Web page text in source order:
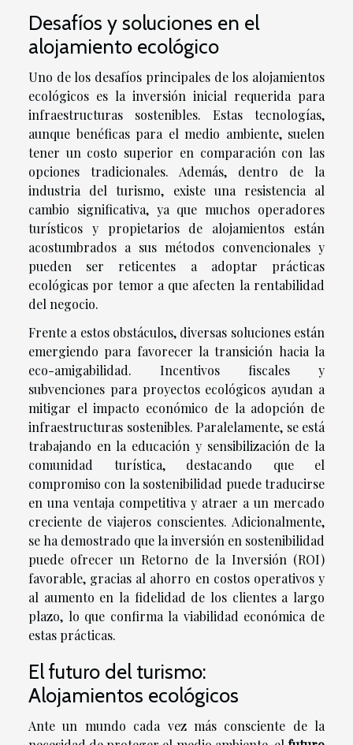
Desafíos y soluciones en el
alojamiento ecológico
Uno de los desafíos principales de los alojamientos
ecológicos es la inversión inicial requerida para
infraestructuras sostenibles. Estas tecnologías,
aunque benéficas para el medio ambiente, suelen
tener un costo superior en comparación con las
opciones tradicionales. Además, dentro de la
industria del turismo, existe una resistencia al
cambio significativa, ya que muchos operadores
turísticos y propietarios de alojamientos están
acostumbrados a sus métodos convencionales y
pueden ser reticentes a adoptar prácticas
ecológicas por temor a que afecten la rentabilidad
del negocio.
Frente a estos obstáculos, diversas soluciones están
emergiendo para favorecer la transición hacia la
eco-amigabilidad. Incentivos fiscales y
subvenciones para proyectos ecológicos ayudan a
mitigar el impacto económico de la adopción de
infraestructuras sostenibles. Paralelamente, se está
trabajando en la educación y sensibilización de la
comunidad turística, destacando que el
compromiso con la sostenibilidad puede traducirse
en una ventaja competitiva y atraer a un mercado
creciente de viajeros conscientes. Adicionalmente,
se ha demostrado que la inversión en sostenibilidad
puede ofrecer un Retorno de la Inversión (ROI)
favorable, gracias al ahorro en costos operativos y
al aumento en la fidelidad de los clientes a largo
plazo, lo que confirma la viabilidad económica de
estas prácticas.
El futuro del turismo:
Alojamientos ecológicos
Ante un mundo cada vez más consciente de la